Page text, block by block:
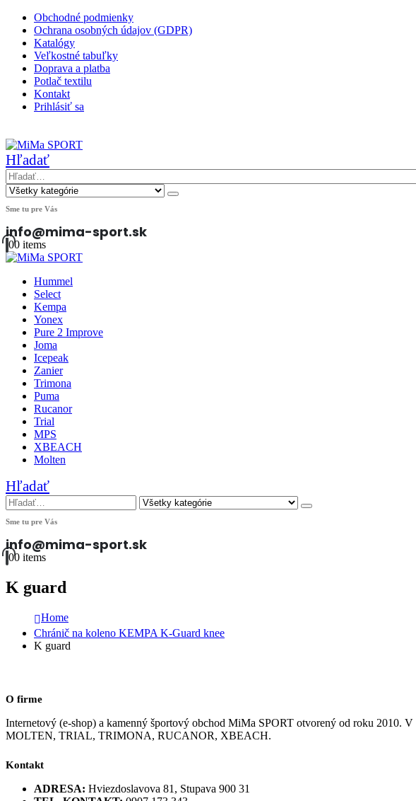
Obchodné podmienky
Ochrana osobných údajov (GDPR)
Katalógy
Veľkostné tabuľky
Doprava a platba
Potlač textilu
Kontakt
Prihlásiť sa
Hľadať
Sme tu pre Vás
info@mima-sport.sk
00 items
Hummel
Select
Kempa
Yonex
Pure 2 Improve
Joma
Icepeak
Zanier
Trimona
Puma
Rucanor
Trial
MPS
XBEACH
Molten
Hľadať
Sme tu pre Vás
info@mima-sport.sk
00 items
K guard
Home
Chránič na koleno KEMPA K-Guard knee
K guard
O firme
Internetový (e-shop) a kamenný športový obchod MiMa SPORT otvorený od roku
MOLTEN, TRIAL, TRIMONA, RUCANOR, XBEACH.
Kontakt
ADRESA: Hviezdoslavova 81, Stupava 900 31